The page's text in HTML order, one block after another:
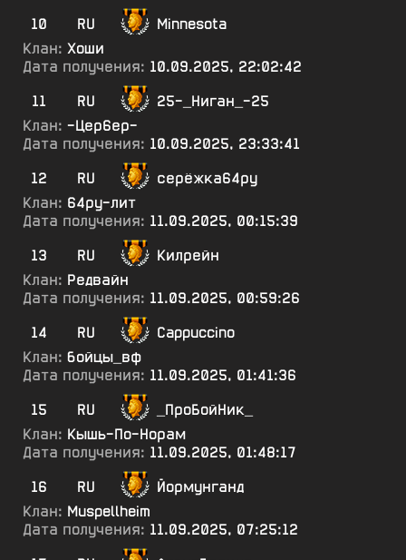
10
RU
Minnesota
Клан: Хоши
Дата получения: 10.09.2025, 22:02:42
11
RU
25-_Ниган_-25
Клан: -Цер6ер-
Дата получения: 10.09.2025, 23:33:41
12
RU
серёжка64ру
Клан: 64ру-лит
Дата получения: 11.09.2025, 00:15:39
13
RU
Килрейн
Клан: Редвайн
Дата получения: 11.09.2025, 00:59:26
14
RU
Cappuccino
Клан: бойцы_вф
Дата получения: 11.09.2025, 01:41:36
15
RU
_ПроБойНик_
Клан: Кышь-По-Норам
Дата получения: 11.09.2025, 01:48:17
16
RU
Йормунганд
Клан: Muspellheim
Дата получения: 11.09.2025, 07:25:12